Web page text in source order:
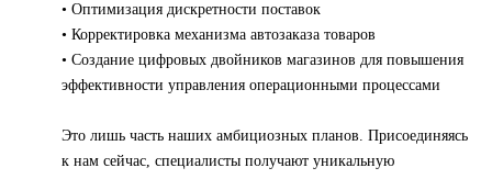
• Оптимизация дискретности поставок
• Корректировка механизма автозаказа товаров
• Создание цифровых двойников магазинов для повышения
эффективности управления операционными процессами
Это лишь часть наших амбициозных планов. Присоединяясь
к нам сейчас, специалисты получают уникальную